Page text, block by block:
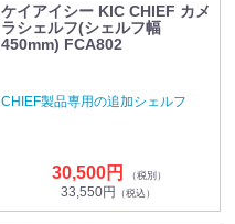
ケイアイシー KIC CHIEF カメ
ラシェルフ(シェルフ幅
450mm) FCA802
CHIEF製品専用の追加シェルフ
30,500円 （税別）
33,550円 （税込）